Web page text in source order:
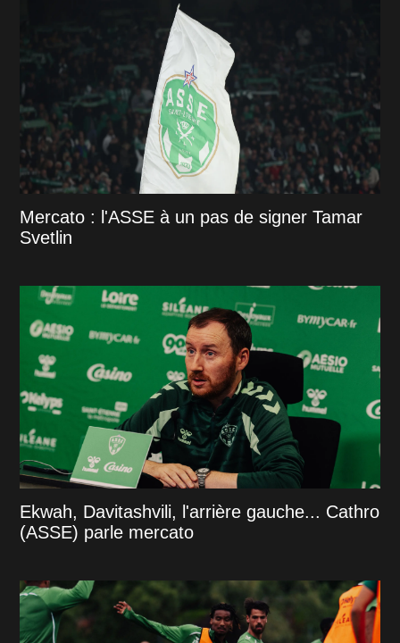
Mercato : l'ASSE à un pas de signer Tamar
Svetlin
Ekwah, Davitashvili, l'arrière gauche... Cathro
(ASSE) parle mercato